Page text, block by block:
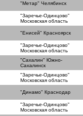
"Метар" Челябинск
"Заречье-Одинцово"
Московская область
"Енисей" Красноярск
"Заречье-Одинцово"
Московская область
"Сахалин" Южно-
Сахалинск
"Заречье-Одинцово"
Московская область
"Динамо" Краснодар
"Заречье-Одинцово"
Московская область